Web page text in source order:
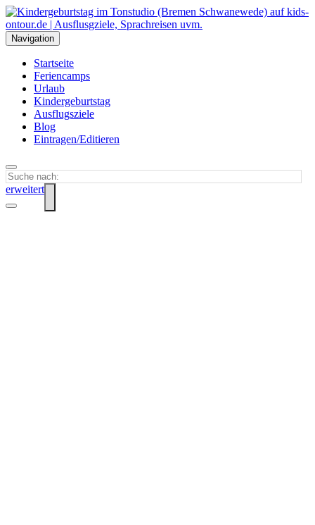
Navigation
Startseite
Feriencamps
Urlaub
Kindergeburtstag
Ausflugsziele
Blog
Eintragen/Editieren
erweitert